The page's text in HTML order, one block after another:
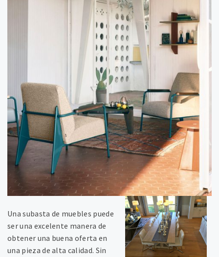
Una subasta de muebles puede
ser una excelente manera de
obtener una buena oferta en
una pieza de alta calidad. Sin